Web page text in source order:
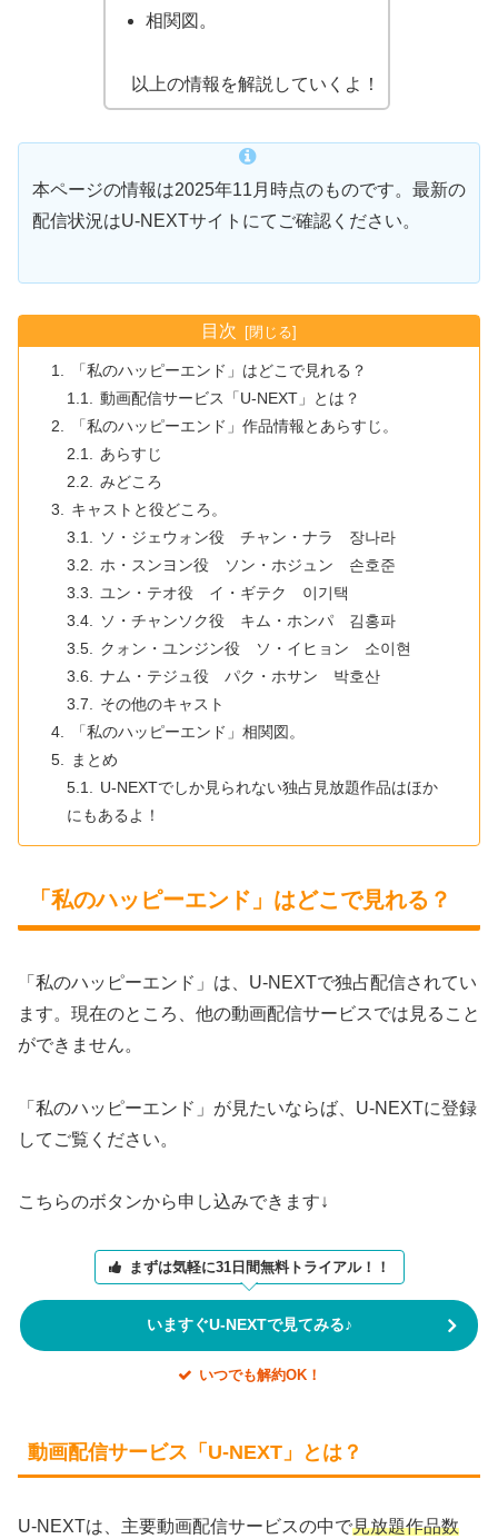
相関図。
以上の情報を解説していくよ！
本ページの情報は2025年11月時点のものです。最新の
配信状況はU-NEXTサイトにてご確認ください。
目次
「私のハッピーエンド」はどこで見れる？
動画配信サービス「U-NEXT」とは？
「私のハッピーエンド」作品情報とあらすじ。
あらすじ
みどころ
キャストと役どころ。
ソ・ジェウォン役 チャン・ナラ 장나라
ホ・スンヨン役 ソン・ホジュン 손호준
ユン・テオ役 イ・ギテク 이기택
ソ・チャンソク役 キム・ホンパ 김홍파
クォン・ユンジン役 ソ・イヒョン 소이현
ナム・テジュ役 パク・ホサン 박호산
その他のキャスト
「私のハッピーエンド」相関図。
まとめ
U-NEXTでしか見られない独占見放題作品はほか
にもあるよ！
「私のハッピーエンド」はどこで見れる？
「私のハッピーエンド」は、U-NEXTで独占配信されてい
ます。現在のところ、他の動画配信サービスでは見ること
ができません。
「私のハッピーエンド」が見たいならば、U-NEXTに登録
してご覧ください。
こちらのボタンから申し込みできます↓
まずは気軽に31日間無料トライアル！！
いますぐU-NEXTで見てみる♪
いつでも解約OK！
動画配信サービス「U-NEXT」とは？
U-NEXTは、主要動画配信サービスの中で見放題作品数